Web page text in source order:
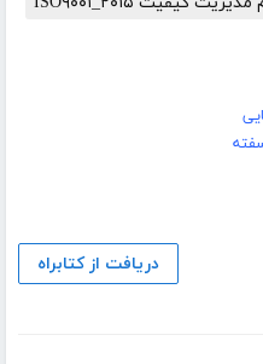
دریافت از کتابراه